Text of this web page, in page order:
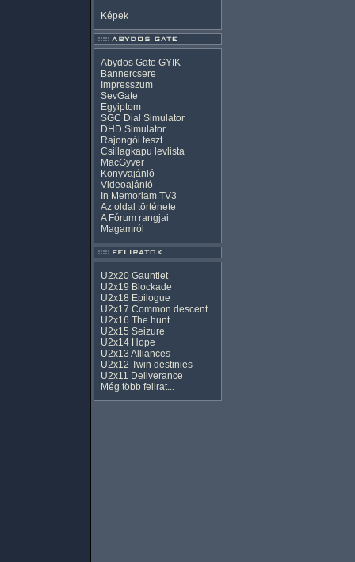
Képek
Abydos Gate GYIK
Bannercsere
Impresszum
SevGate
Egyiptom
SGC Dial Simulator
DHD Simulator
Rajongói teszt
Csillagkapu levlista
MacGyver
Könyvajánló
Videoajánló
In Memoriam TV3
Az oldal története
A Fórum rangjai
Magamról
U2x20 Gauntlet
U2x19 Blockade
U2x18 Epilogue
U2x17 Common descent
U2x16 The hunt
U2x15 Seizure
U2x14 Hope
U2x13 Alliances
U2x12 Twin destinies
U2x11 Deliverance
Még több felirat...